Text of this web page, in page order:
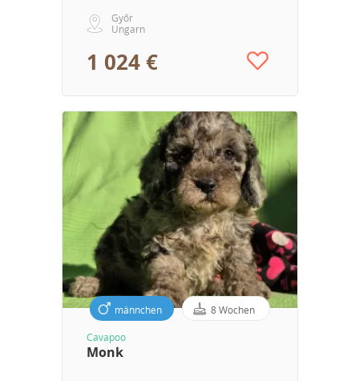
Győr
Ungarn
1 024 €
männchen 8 Wochen
Cavapoo
Monk